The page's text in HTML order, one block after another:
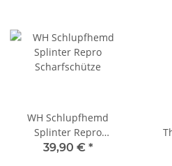
WH Schlupfhemd
Splinter Repro
Scharfschütze
39,90 € *